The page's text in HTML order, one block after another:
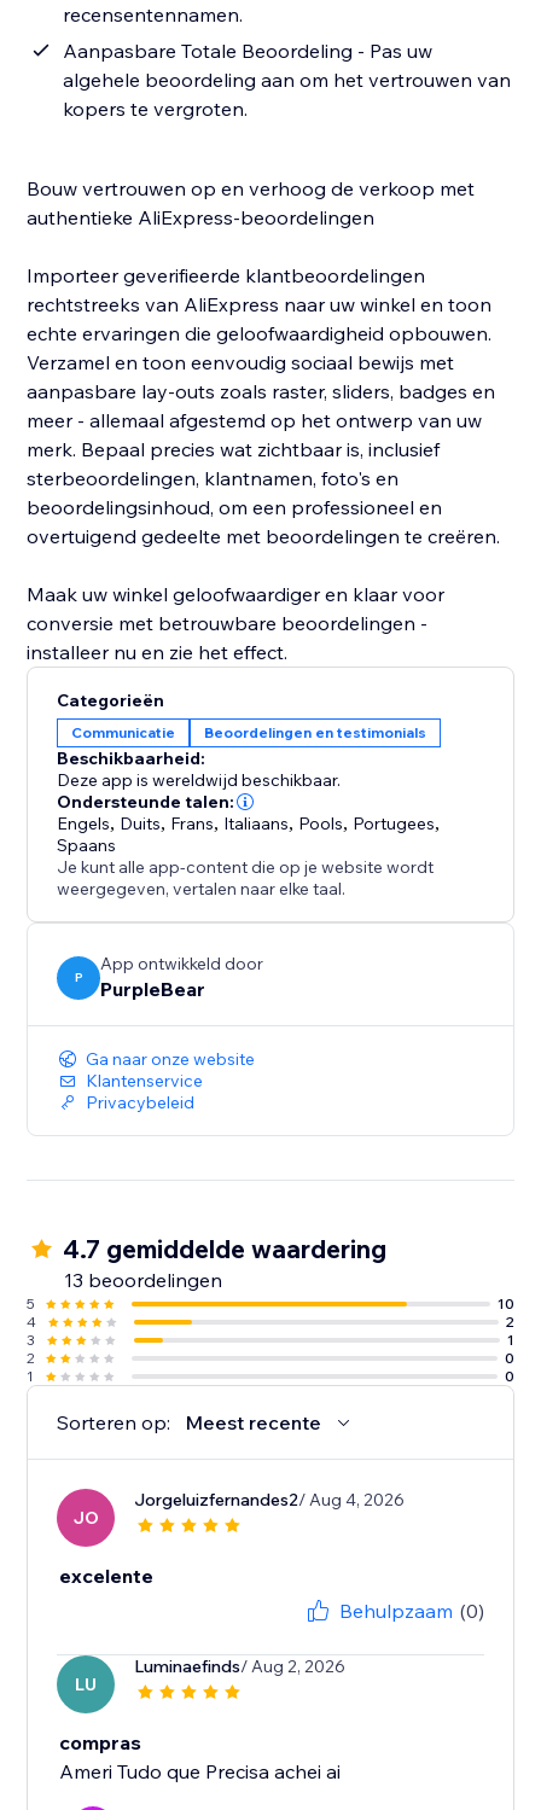
recensentennamen.
Aanpasbare Totale Beoordeling - Pas uw
algehele beoordeling aan om het vertrouwen van
kopers te vergroten.
Bouw vertrouwen op en verhoog de verkoop met
authentieke AliExpress-beoordelingen
Importeer geverifieerde klantbeoordelingen
rechtstreeks van AliExpress naar uw winkel en toon
echte ervaringen die geloofwaardigheid opbouwen.
Verzamel en toon eenvoudig sociaal bewijs met
aanpasbare lay-outs zoals raster, sliders, badges en
meer - allemaal afgestemd op het ontwerp van uw
merk. Bepaal precies wat zichtbaar is, inclusief
sterbeoordelingen, klantnamen, foto's en
beoordelingsinhoud, om een professioneel en
overtuigend gedeelte met beoordelingen te creëren.
Maak uw winkel geloofwaardiger en klaar voor
conversie met betrouwbare beoordelingen -
installeer nu en zie het effect.
Categorieën
Communicatie Beoordelingen en testimonials
Beschikbaarheid:
Deze app is wereldwijd beschikbaar.
Ondersteunde talen:
Engels, Duits, Frans, Italiaans, Pools, Portugees,
Spaans
Je kunt alle app-content die op je website wordt
weergegeven, vertalen naar elke taal.
P
App ontwikkeld door
PurpleBear
Ga naar onze website
Klantenservice
Privacybeleid
4.7 gemiddelde waardering
13 beoordelingen
5
10
4
2
3
1
2
0
1
0
Sorteren op: Meest recente
JO
Jorgeluizfernandes2/ Aug 4, 2026
excelente
Behulpzaam (0)
LU
Luminaefinds/ Aug 2, 2026
compras
Ameri Tudo que Precisa achei ai